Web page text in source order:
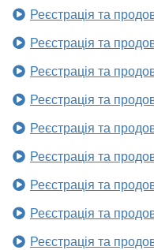
Реєстрація та
Реєстрація та
Реєстрація та
Реєстрація та
Реєстрація та
Реєстрація та
Реєстрація та
Реєстрація та
Реєстрація та